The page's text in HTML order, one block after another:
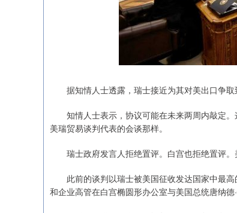
据知情人士透露，瑞士接近为其对美出口争取
知情人士表示，协议可能在未来两周内敲定。
美瑞贸易谈判代表的会谈那样。
瑞士政府发言人拒绝置评。白宫也拒绝置评。
此前的谈判以瑞士被美国征收发达国家中最高
和企业高管在白宫椭圆形办公室与美国总统唐纳德